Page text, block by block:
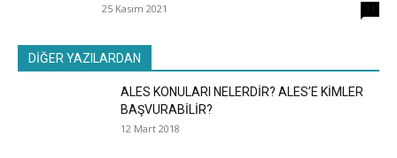
25 Kasım 2021
DİĞER YAZILARDAN
ALES KONULARI NELERDİR? ALES’E KİMLER
BAŞVURABİLİR?
12 Mart 2018